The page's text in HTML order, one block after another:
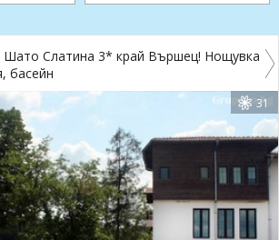
Шато Слатина 3* край Вършец! Нощувка
басейн
31